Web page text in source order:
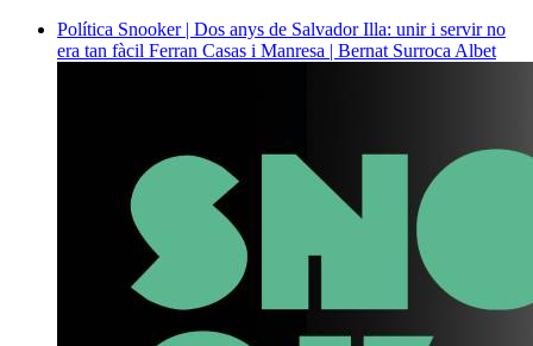
Política Snooker | Dos anys de Salvador Illa: unir i servir no
era tan fàcil Ferran Casas i Manresa | Bernat Surroca Albet